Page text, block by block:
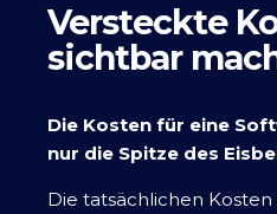
Versteckte
sichtbar
Die Kosten für eine
nur die Spitze des
Die tatsächlichen